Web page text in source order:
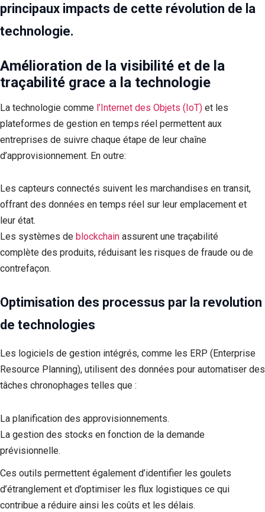
principaux impacts de cette révolution de la
technologie.
Amélioration de la visibilité et de la
traçabilité grace a la technologie
La technologie comme l’Internet des Objets (IoT) et les
plateformes de gestion en temps réel permettent aux
entreprises de suivre chaque étape de leur chaîne
d’approvisionnement. En outre:
Les capteurs connectés suivent les marchandises en transit,
offrant des données en temps réel sur leur emplacement et
leur état.
Les systèmes de blockchain assurent une traçabilité
complète des produits, réduisant les risques de fraude ou de
contrefaçon.
Optimisation des processus par la revolution
de technologies
Les logiciels de gestion intégrés, comme les ERP (Enterprise
Resource Planning), utilisent des données pour automatiser des
tâches chronophages telles que :
La planification des approvisionnements.
La gestion des stocks en fonction de la demande
prévisionnelle.
Ces outils permettent également d’identifier les goulets
d’étranglement et d’optimiser les flux logistiques ce qui
contribue a réduire ainsi les coûts et les délais.